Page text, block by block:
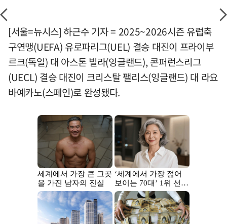
[서울=뉴시스] 하근수 기자 = 2025~2026시즌 유럽축
구연맹(UEFA) 유로파리그(UEL) 결승 대진이 프라이부
르크(독일) 대 아스톤 빌라(잉글랜드), 콘퍼런스리그
(UECL) 결승 대진이 크리스탈 팰리스(잉글랜드) 대 라요
바예카노(스페인)로 완성됐다.